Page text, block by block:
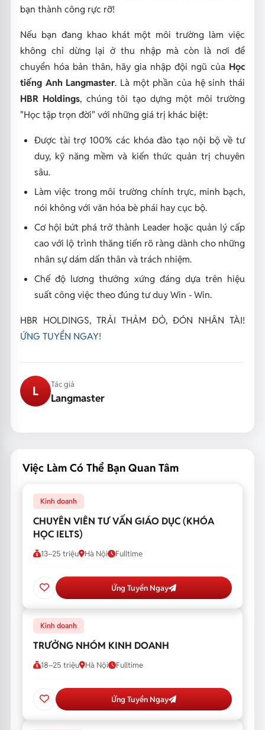
bạn thành công rực rỡ!
Nếu bạn đang khao khát một môi trường làm việc
không chỉ dừng lại ở thu nhập mà còn là nơi để
chuyển hóa bản thân, hãy gia nhập đội ngũ của Học
tiếng Anh Langmaster. Là một phần của hệ sinh thái
HBR Holdings, chúng tôi tạo dựng một môi trường
"Học tập trọn đời" với những giá trị khác biệt:
Được tài trợ 100% các khóa đào tạo nội bộ về tư
duy, kỹ năng mềm và kiến thức quản trị chuyên
sâu.
Làm việc trong môi trường chính trực, minh bạch,
nói không với văn hóa bè phái hay cục bộ.
Cơ hội bứt phá trở thành Leader hoặc quản lý cấp
cao với lộ trình thăng tiến rõ ràng dành cho những
nhân sự dám dấn thân và trách nhiệm.
Chế độ lương thưởng xứng đáng dựa trên hiệu
suất công việc theo đúng tư duy Win - Win.
HBR HOLDINGS, TRẢI THẢM ĐỎ, ĐÓN NHÂN TÀI!
ỨNG TUYỂN NGAY!
L Tác giả
Langmaster
Việc Làm Có Thể Bạn Quan Tâm
Kinh doanh
CHUYÊN VIÊN TƯ VẤN GIÁO DỤC (KHÓA
HỌC IELTS)
13–25 triệu Hà Nội Fulltime
Ứng Tuyển Ngay
Kinh doanh
TRƯỞNG NHÓM KINH DOANH
18–25 triệu Hà Nội Fulltime
Ứng Tuyển Ngay